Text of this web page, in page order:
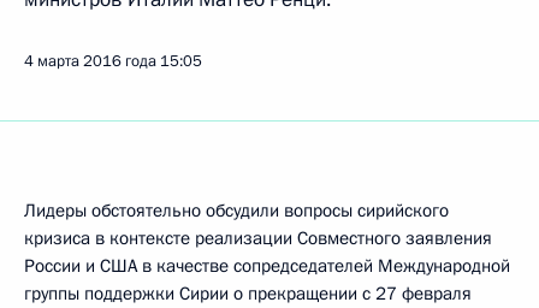
4 марта 2016 года 15:05
Лидеры обстоятельно обсудили вопросы сирийского
кризиса в контексте реализации Совместного заявления
России и США в качестве сопредседателей Международной
группы поддержки Сирии о прекращении с 27 февраля